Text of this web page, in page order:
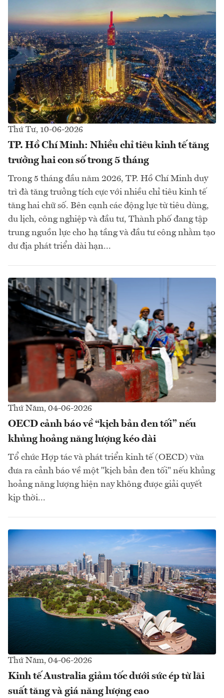
Thứ Tư, 10-06-2026
TP. Hồ Chí Minh: Nhiều chỉ tiêu kinh tế tăng
trưởng hai con số trong 5 tháng
Trong 5 tháng đầu năm 2026, TP. Hồ Chí Minh duy
trì đà tăng trưởng tích cực với nhiều chỉ tiêu kinh tế
tăng hai chữ số. Bên cạnh các động lực từ tiêu dùng,
du lịch, công nghiệp và đầu tư, Thành phố đang tập
trung nguồn lực cho hạ tầng và đầu tư công nhằm tạo
dư địa phát triển dài hạn...
Thứ Năm, 04-06-2026
OECD cảnh báo về “kịch bản đen tối” nếu
khủng hoảng năng lượng kéo dài
Tổ chức Hợp tác và phát triển kinh tế (OECD) vừa
đưa ra cảnh báo về một "kịch bản đen tối" nếu khủng
hoảng năng lượng hiện nay không được giải quyết
kịp thời...
Thứ Năm, 04-06-2026
Kinh tế Australia giảm tốc dưới sức ép từ lãi
suất tăng và giá năng lượng cao